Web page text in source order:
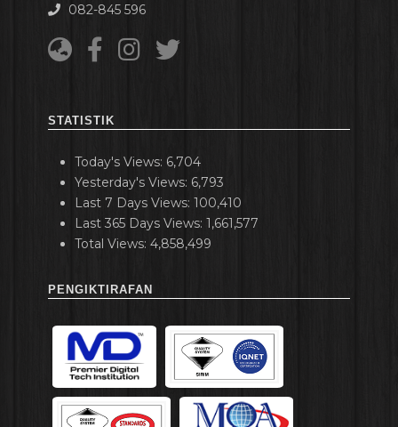
082-845 596
STATISTIK
Today's Views: 6,704
Yesterday's Views: 6,793
Last 7 Days Views: 100,410
Last 365 Days Views: 1,661,577
Total Views: 4,858,499
PENGIKTIRAFAN